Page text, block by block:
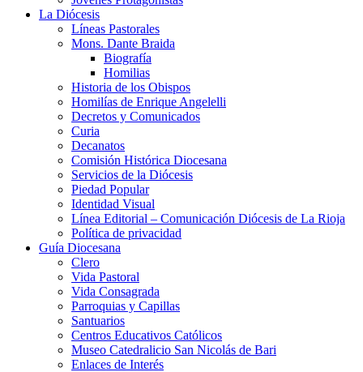
La Diócesis
Líneas Pastorales
Mons. Dante Braida
Biografía
Homilias
Historia de los Obispos
Homilías de Enrique Angelelli
Decretos y Comunicados
Curia
Decanatos
Comisión Histórica Diocesana
Servicios de la Diócesis
Piedad Popular
Identidad Visual
Línea Editorial – Comunicación Diócesis de La Rioja
Política de privacidad
Guía Diocesana
Clero
Vida Pastoral
Vida Consagrada
Parroquias y Capillas
Santuarios
Centros Educativos Católicos
Museo Catedralicio San Nicolás de Bari
Enlaces de Interés